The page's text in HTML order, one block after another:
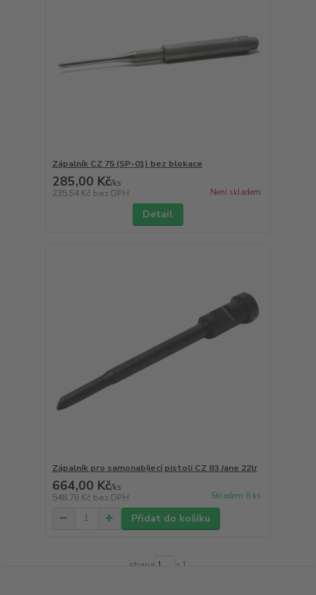
Zápalník CZ 75 (SP-01) bez blokace
285,00 Kč/ks
235,54 Kč bez DPH Není skladem
Detail
Zápalník pro samonabíjecí pistoli CZ 83 Jane 22lr
664,00 Kč/ks
548,76 Kč bez DPH Skladem 8 ks
Přidat do košíku
strana z 1